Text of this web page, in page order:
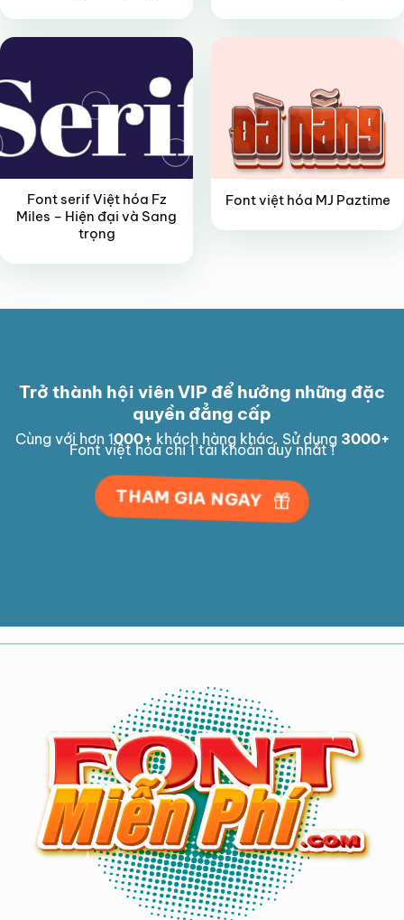
Font serif Việt hóa Fz
Miles – Hiện đại và Sang
trọng
Font việt hóa MJ Paztime
Trở thành hội viên VIP để hưởng những đặc
quyền đẳng cấp
Cùng với hơn 1000+ khách hàng khác. Sử dụng 3000+
Font việt hóa chỉ 1 tài khoản duy nhất !
THAM GIA NGAY